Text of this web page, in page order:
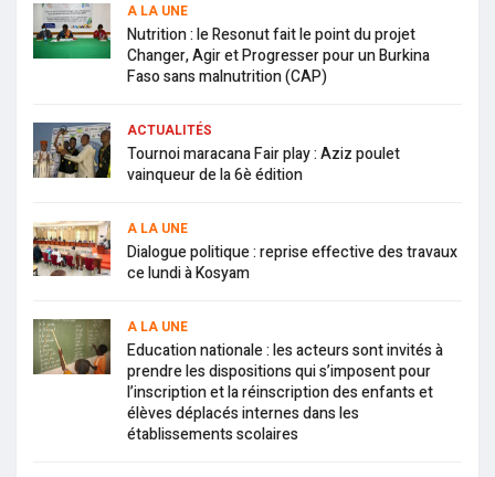
A LA UNE
Nutrition : le Resonut fait le point du projet
Changer, Agir et Progresser pour un Burkina
Faso sans malnutrition (CAP)
ACTUALITÉS
Tournoi maracana Fair play : Aziz poulet
vainqueur de la 6è édition
A LA UNE
Dialogue politique : reprise effective des travaux
ce lundi à Kosyam
A LA UNE
Education nationale : les acteurs sont invités à
prendre les dispositions qui s’imposent pour
l’inscription et la réinscription des enfants et
élèves déplacés internes dans les
établissements scolaires